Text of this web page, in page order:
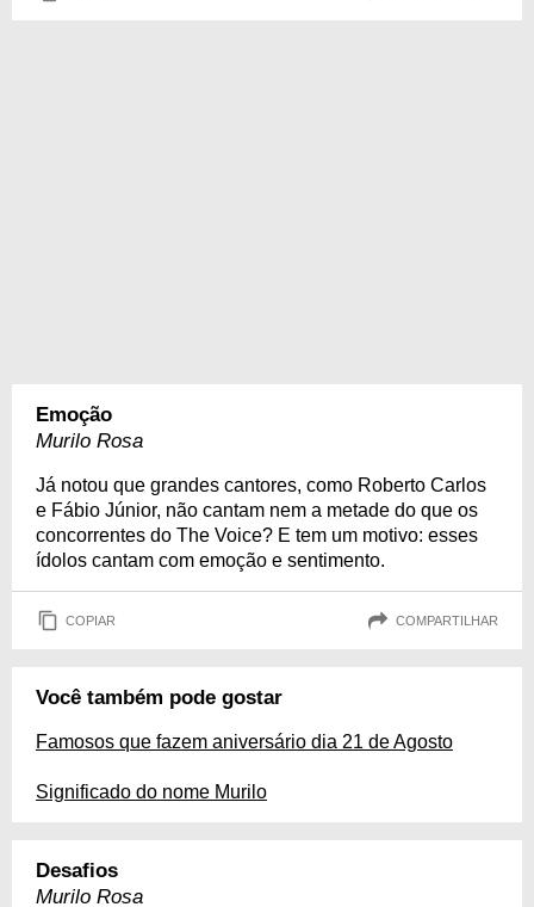
Emoção
Murilo Rosa
Já notou que grandes cantores, como Roberto Carlos
e Fábio Júnior, não cantam nem a metade do que os
concorrentes do The Voice? E tem um motivo: esses
ídolos cantam com emoção e sentimento.
COPIAR COMPARTILHAR
Você também pode gostar
Famosos que fazem aniversário dia 21 de Agosto
Significado do nome Murilo
Desafios
Murilo Rosa